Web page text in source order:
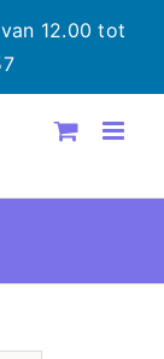
12.00 tot